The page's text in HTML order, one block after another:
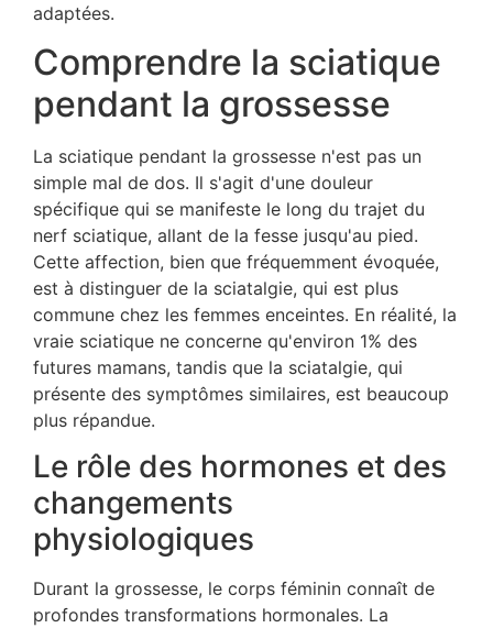
adaptées.
Comprendre la sciatique
pendant la grossesse
La sciatique pendant la grossesse n'est pas un
simple mal de dos. Il s'agit d'une douleur
spécifique qui se manifeste le long du trajet du
nerf sciatique, allant de la fesse jusqu'au pied.
Cette affection, bien que fréquemment évoquée,
est à distinguer de la sciatalgie, qui est plus
commune chez les femmes enceintes. En réalité, la
vraie sciatique ne concerne qu'environ 1% des
futures mamans, tandis que la sciatalgie, qui
présente des symptômes similaires, est beaucoup
plus répandue.
Le rôle des hormones et des
changements
physiologiques
Durant la grossesse, le corps féminin connaît de
profondes transformations hormonales. La